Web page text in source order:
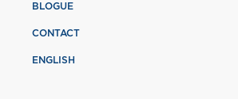
BLOGUE
CONTACT
ENGLISH